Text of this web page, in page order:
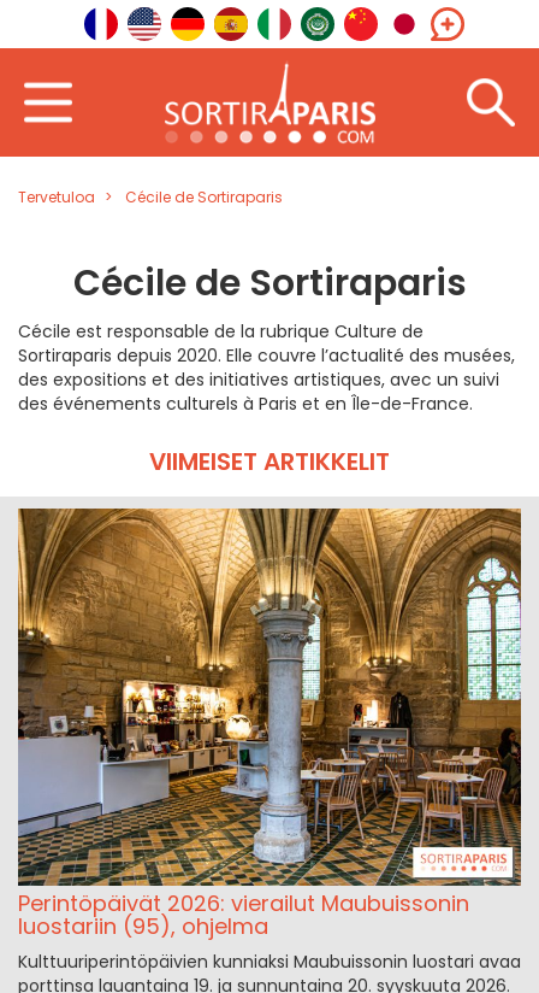
Tervetuloa Cécile de Sortiraparis
Cécile de Sortiraparis
Cécile est responsable de la rubrique Culture de
Sortiraparis depuis 2020. Elle couvre l’actualité des musées,
des expositions et des initiatives artistiques, avec un suivi
des événements culturels à Paris et en Île-de-France.
VIIMEISET ARTIKKELIT
Perintöpäivät 2026: vierailut Maubuissonin
luostariin (95), ohjelma
Kulttuuriperintöpäivien kunniaksi Maubuissonin luostari avaa
porttinsa lauantaina 19. ja sunnuntaina 20. syyskuuta 2026.